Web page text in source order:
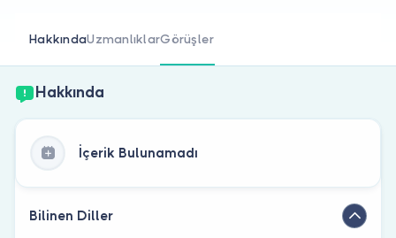
HakkındaUzmanlıklarGörüşler
Hakkında
İçerik Bulunamadı
Bilinen Diller